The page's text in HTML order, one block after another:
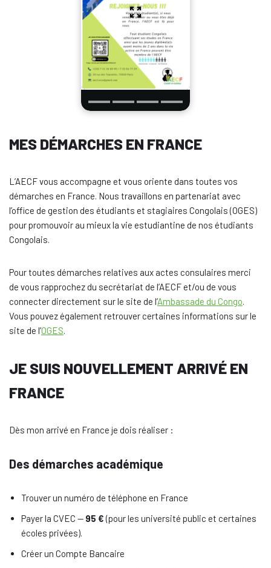
MES DÉMARCHES EN FRANCE
L’AECF vous accompagne et vous oriente dans toutes vos
démarches en France. Nous travaillons en partenariat avec
l’office de gestion des étudiants et stagiaires Congolais (OGES)
pour promouvoir au mieux la vie estudiantine de nos étudiants
Congolais.
Pour toutes démarches relatives aux actes consulaires merci
de vous rapprochez du secrétariat de l’AECF et/ou de vous
connecter directement sur le site de l’Ambassade du Congo.
Vous pouvez également retrouver certaines informations sur le
site de l’OGES.
JE SUIS NOUVELLEMENT ARRIVÉ EN
FRANCE
Dès mon arrivé en France je dois réaliser :
Des démarches académique
Trouver un numéro de téléphone en France
Payer la CVEC — 95 €(pour les université public et certaines
écoles privées).
Créer un Compte Bancaire